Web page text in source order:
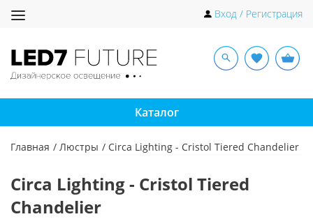
Toggle
Вход / Регистрация
Каталог
Главная Люстры Circa Lighting - Cristol Tiered Chandelier
Circa Lighting - Cristol Tiered
Chandelier